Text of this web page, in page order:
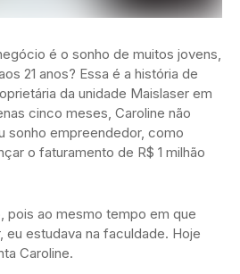
é o sonho de muitos jovens,
21 anos? Essa é a história de
da unidade Maislaser em
cinco meses, Caroline não
sonho empreendedor, como
o faturamento de R$ 1 milhão
pois ao mesmo tempo em que
eu estudava na faculdade. Hoje
Caroline.